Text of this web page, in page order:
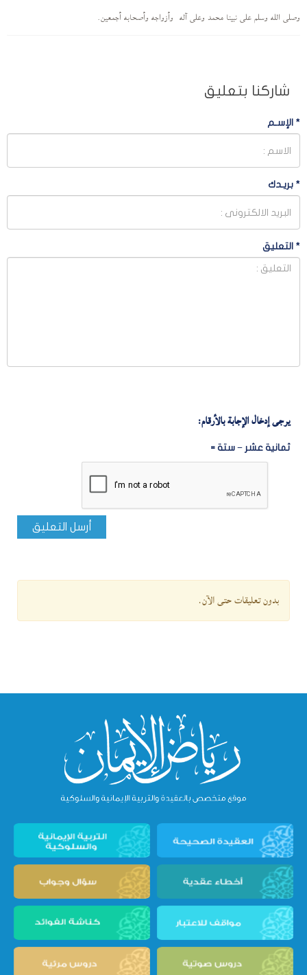
وصلى الله وسلم على نبينا محمد وعلى آله وأزواجه وأصحابه أجمعين.
شاركنا بتعليق
* الإسـم
* بريـدك
* التعليق
يرجى إدخال الإجابة بالأرقام:
ثمانية عشر − ستة =
أرسل التعليق
بدون تعليقات حتى الآن.